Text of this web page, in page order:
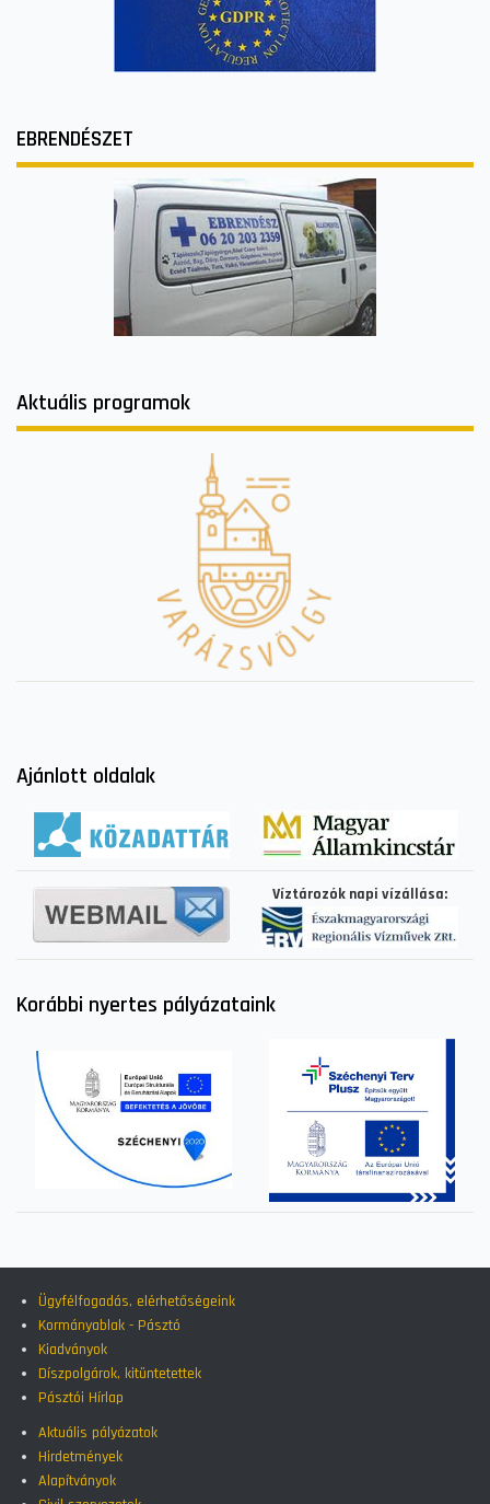
EBRENDÉSZET
Aktuális programok
Ajánlott oldalak
Víztározók napi vízállása:
Korábbi nyertes pályázataink
Ügyfélfogadás, elérhetőségeink
Kormányablak - Pásztó
Kiadványok
Díszpolgárok, kitüntetettek
Pásztói Hírlap
Aktuális pályázatok
Hirdetmények
Alapítványok